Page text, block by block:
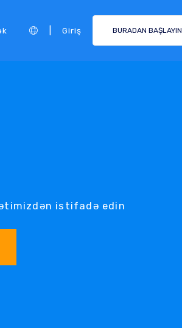
Giriş BURADAN BAŞLAYIN
istifadə edin